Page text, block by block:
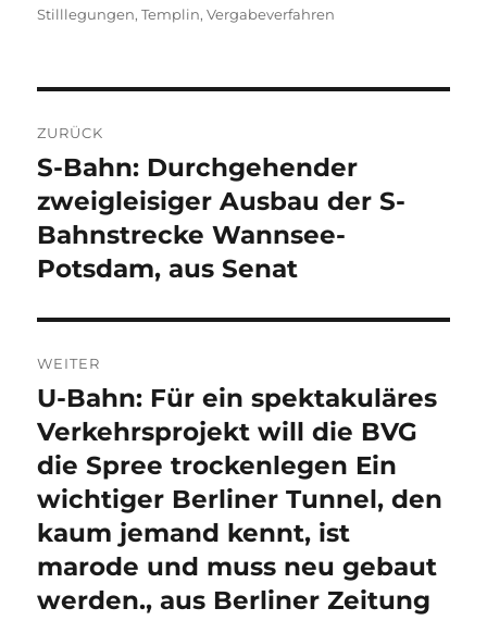
Stilllegungen,Templin,Vergabeverfahren
ZURÜCK
Vorheriger
Beitrag:
S-Bahn: Durchgehender
zweigleisiger Ausbau der S-
Bahnstrecke Wannsee-
Potsdam, aus Senat
WEITER
Nächster
Beitrag:
U-Bahn: Für ein spektakuläres
Verkehrsprojekt will die BVG
die Spree trockenlegen Ein
wichtiger Berliner Tunnel, den
kaum jemand kennt, ist
marode und muss neu gebaut
werden., aus Berliner Zeitung